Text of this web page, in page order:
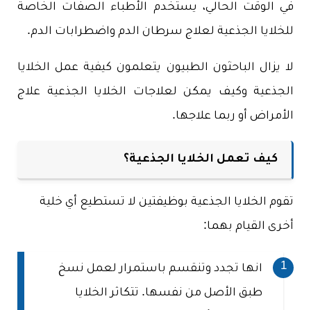
في الوقت الحالي، يستخدم الأطباء الصفات الخاصة
للخلايا الجذعية لعلاج سرطان الدم واضطرابات الدم.
لا يزال الباحثون الطبيون يتعلمون كيفية عمل الخلايا
الجذعية وكيف يمكن لعلاجات الخلايا الجذعية علاج
الأمراض أو ربما علاجها.
كيف تعمل الخلايا الجذعية؟
تقوم الخلايا الجذعية بوظيفتين لا تستطيع أي خلية
أخرى القيام بهما:
انها تجدد وتنقسم باستمرار لعمل نسخ
طبق الأصل من نفسها. تتكاثر الخلايا